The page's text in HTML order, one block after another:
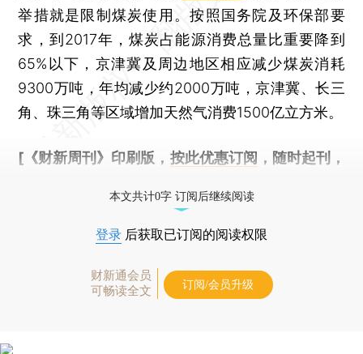
举措就是限制煤炭使用。按照国务院及环保部要
求，到2017年，煤炭占能源消费总量比重要降到
65%以下，京津冀及周边地区相应减少煤炭消耗
9300万吨，年均减少约2000万吨，京津冀、长三
角、珠三角等区域增加天然气消费1500亿立方米。
[《财新周刊》印刷版， 按此优惠订阅 ，随时起刊，
本文共计0字 订阅后继续阅读
登录 后获取已订阅的阅读权限
财新通会员
可畅读全文
订阅/会员升级